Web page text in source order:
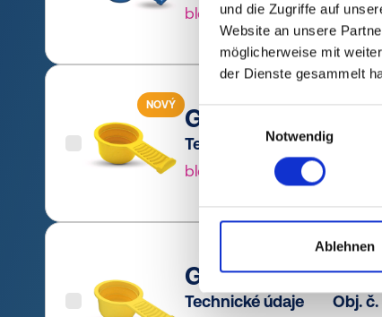
und die Zugriffe auf
Website an unsere
möglicherweise mit
der Dienste gesammelt
Einwilligungsauswahl
Notwendig
Ablehnen
blednout
NOVÝ GPN 608 BL 100
Technické údaje
blednout
Obj. č.
GPN 608 BL 100
Technické údaje
Obj. č.